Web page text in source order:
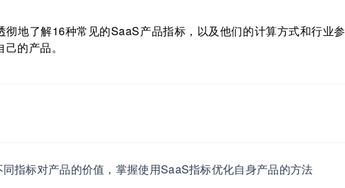
地了解16种常见的SaaS产品指标，以及他们的计算方式和行业参
的产品。
指标对产品的价值，掌握使用SaaS指标优化自身产品的方法